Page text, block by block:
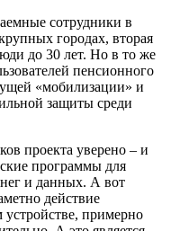
сотрудники в
городах, вторая
до 30 лет. Но в то же
пенсионного
«мобилизации» и
защиты среди
проекта уверено – и
программы для
и данных. А вот
действие
примерно